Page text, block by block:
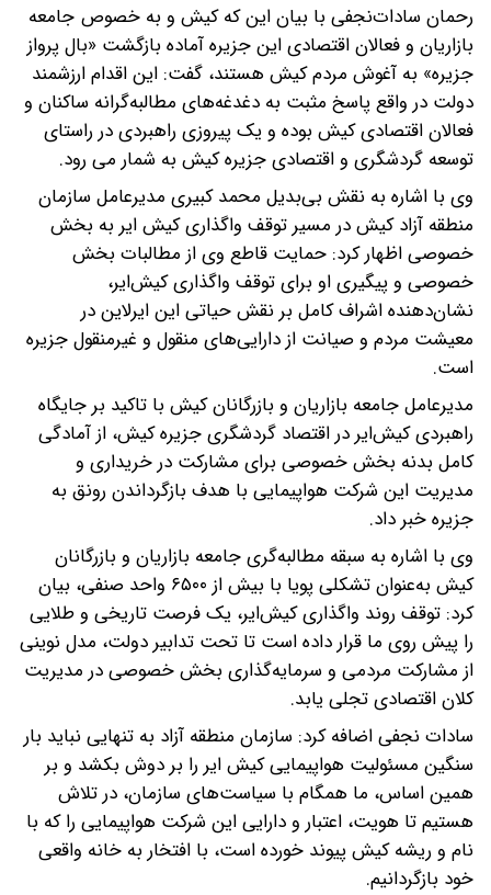
رحمان سادات‌نجفی با بیان این که کیش و به خصوص جامعه
بازاریان و فعالان اقتصادی این جزیره آماده بازگشت «بال پرواز
جزیره» به آغوش مردم کیش هستند، گفت: این اقدام ارزشمند
دولت در واقع پاسخ مثبت به دغدغه‌های مطالبه‌گرانه ساکنان و
فعالان اقتصادی کیش بوده و یک پیروزی راهبردی در راستای
توسعه گردشگری و اقتصادی جزیره کیش به شمار می رود.
وی با اشاره به نقش بی‌بدیل محمد کبیری مدیرعامل سازمان
منطقه آزاد کیش در مسیر توقف واگذاری کیش ایر به بخش
خصوصی اظهار کرد: حمایت قاطع وی از مطالبات بخش
خصوصی و پیگیری او برای توقف واگذاری کیش‌ایر،
نشان‌دهنده اشراف کامل بر نقش حیاتی این ایرلاین در
معیشت مردم و صیانت از دارایی‌های منقول و غیرمنقول جزیره
است.
مدیرعامل جامعه بازاریان و بازرگانان کیش با تاکید بر جایگاه
راهبردی کیش‌ایر در اقتصاد گردشگری جزیره کیش، از آمادگی
کامل بدنه بخش خصوصی برای مشارکت در خریداری و
مدیریت این شرکت هواپیمایی با هدف بازگرداندن رونق به
جزیره خبر داد.
وی با اشاره به سبقه مطالبه‌گری جامعه بازاریان و بازرگانان
کیش به‌عنوان تشکلی پویا با بیش از ۶۵۰۰ واحد صنفی، بیان
کرد: توقف روند واگذاری کیش‌ایر، یک فرصت تاریخی و طلایی
را پیش روی ما قرار داده است تا تحت تدابیر دولت، مدل نوینی
از مشارکت مردمی و سرمایه‌گذاری بخش خصوصی در مدیریت
کلان اقتصادی تجلی یابد.
سادات نجفی اضافه کرد: سازمان منطقه آزاد به تنهایی نباید بار
سنگین مسئولیت هواپیمایی کیش ایر را بر دوش بکشد و بر
همین اساس، ما همگام با سیاست‌های سازمان، در تلاش
هستیم تا هویت، اعتبار و دارایی این شرکت هواپیمایی را که با
نام و ریشه کیش پیوند خورده است، با افتخار به خانه واقعی
خود بازگردانیم.